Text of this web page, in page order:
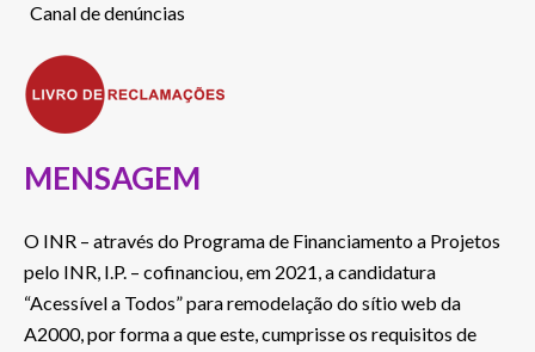
Canal de denúncias
MENSAGEM
O INR – através do Programa de Financiamento a Projetos
pelo INR, I.P. – cofinanciou, em 2021, a candidatura
“Acessível a Todos” para remodelação do sítio web da
A2000, por forma a que este, cumprisse os requisitos de